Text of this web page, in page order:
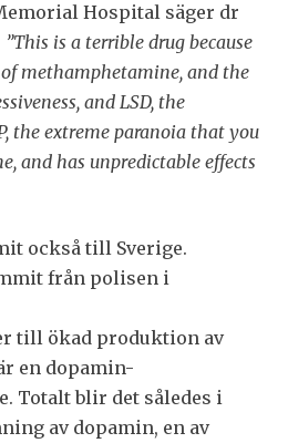
Hospital säger dr
”This is a terrible drug because
methamphetamine, and the
and LSD, the
the extreme paranoia that you
and has unpredictable effects
också till Sverige.
från polisen i
till ökad produktion av
en dopamin-
Totalt blir det således i
av dopamin, en av